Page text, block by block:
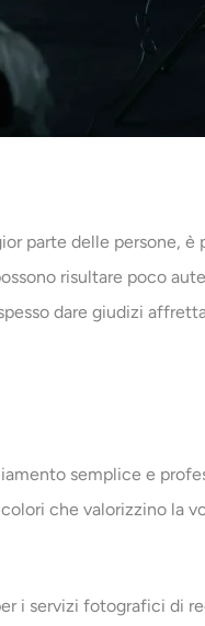
parte delle persone, è
risultare poco
dare giudizi
semplice e
che valorizzino la
i servizi fotografici di